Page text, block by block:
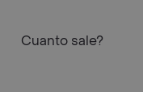
Cuanto sale?